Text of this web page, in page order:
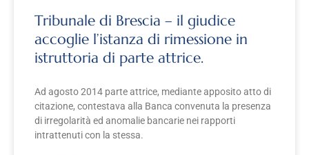
Tribunale di Brescia – il giudice
accoglie l’istanza di rimessione in
istruttoria di parte attrice.
Ad agosto 2014 parte attrice, mediante apposito atto di
citazione, contestava alla Banca convenuta la presenza
di irregolarità ed anomalie bancarie nei rapporti
intrattenuti con la stessa.